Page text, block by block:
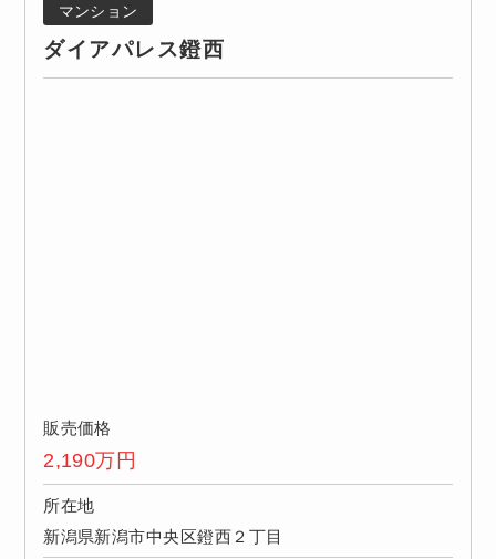
マンション
ダイアパレス鐙西
販売価格
2,190万円
所在地
新潟県新潟市中央区鐙西２丁目